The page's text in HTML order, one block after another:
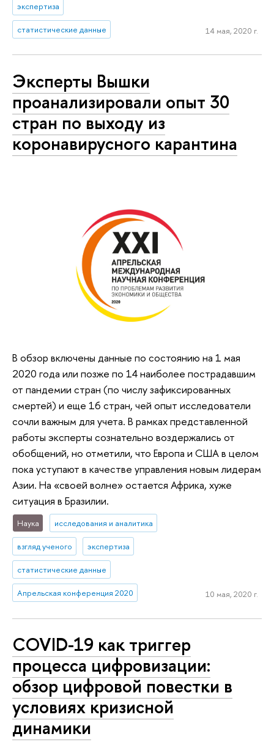
экспертиза
статистические данные 14 мая, 2020 г.
Эксперты Вышки
проанализировали опыт 30
стран по выходу из
коронавирусного карантина
В обзор включены данные по состоянию на 1 мая
2020 года или позже по 14 наиболее пострадавшим
от пандемии стран (по числу зафиксированных
смертей) и еще 16 стран, чей опыт исследователи
сочли важным для учета. В рамках представленной
работы эксперты сознательно воздержались от
обобщений, но отметили, что Европа и США в целом
пока уступают в качестве управления новым лидерам
Азии. На «своей волне» остается Африка, хуже
ситуация в Бразилии.
Наука исследования и аналитика
взгляд ученого экспертиза
статистические данные
Апрельская конференция 2020 10 мая, 2020 г.
COVID-19 как триггер
процесса цифровизации:
обзор цифровой повестки в
условиях кризисной
динамики